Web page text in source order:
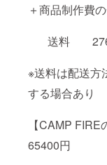
＋商品制作費
送料
※送料は配送方
する場合あり
【CAMP FIRE
65400円